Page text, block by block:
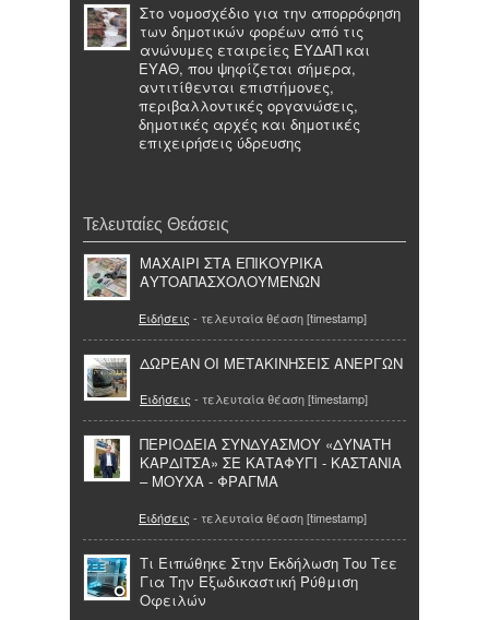
Στο νομοσχέδιο για την απορρόφηση
των δημοτικών φορέων από τις
ανώνυμες εταιρείες ΕΥΔΑΠ και
ΕΥΑΘ, που ψηφίζεται σήμερα,
αντιτίθενται επιστήμονες,
περιβαλλοντικές οργανώσεις,
δημοτικές αρχές και δημοτικές
επιχειρήσεις ύδρευσης
Τελευταίες Θεάσεις
ΜΑΧΑΙΡΙ ΣΤΑ ΕΠΙΚΟΥΡΙΚΑ
ΑΥΤΟΑΠΑΣΧΟΛΟΥΜΕΝΩΝ
Ειδήσεις - τελευταία θέαση [timestamp]
ΔΩΡΕΑΝ ΟΙ ΜΕΤΑΚΙΝΗΣΕΙΣ ΑΝΕΡΓΩΝ
Ειδήσεις - τελευταία θέαση [timestamp]
ΠΕΡΙΟΔΕΙΑ ΣΥΝΔΥΑΣΜΟΥ «ΔΥΝΑΤΗ
ΚΑΡΔΙΤΣΑ» ΣΕ ΚΑΤΑΦΥΓΙ - ΚΑΣΤΑΝΙΑ
– ΜΟΥΧΑ - ΦΡΑΓΜΑ
Ειδήσεις - τελευταία θέαση [timestamp]
Τι Ειπώθηκε Στην Εκδήλωση Του Τεε
Για Την Εξωδικαστική Ρύθμιση
Οφειλών